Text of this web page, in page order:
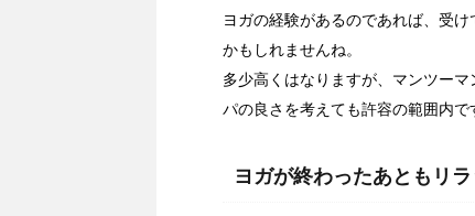
ヨガの経験があるのであれば、受
かもしれませんね。
多少高くはなりますが、マンツー
パの良さを考えても許容の範囲内で
ヨガが終わったあともリ